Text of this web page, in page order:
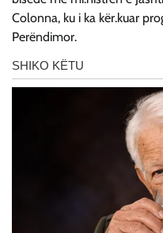
Colonna, ku i ka kër.kuar
Perëndimor.